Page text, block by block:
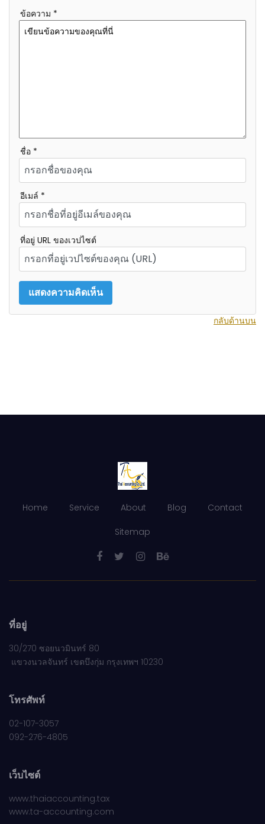
ข้อความ *
ชื่อ *
อีเมล์ *
ที่อยู่ URL ของเวปไซต์
กลับด้านบน
Home Service About Blog Contact
Sitemap
ที่อยู่
30/270 ซอยนวมินทร์ 80
แขวงนวลจันทร์ เขตบึงกุ่ม กรุงเทพฯ 10230
โทรศัพท์
02-107-3057
092-276-4805
เว็บไซต์
www.thaiaccounting.tax
www.ta-accounting.com